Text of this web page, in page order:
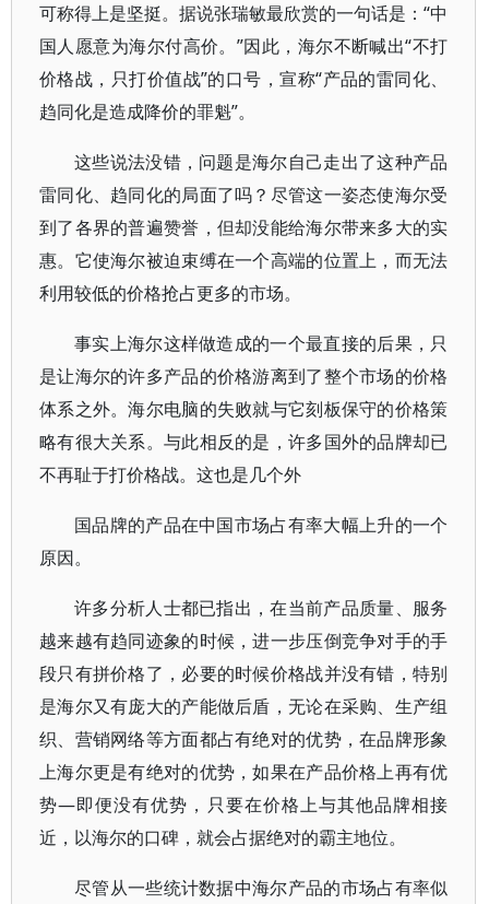
可称得上是坚挺。据说张瑞敏最欣赏的一句话是：“中
国人愿意为海尔付高价。”因此，海尔不断喊出“不打
价格战，只打价值战”的口号，宣称“产品的雷同化、
趋同化是造成降价的罪魁”。
这些说法没错，问题是海尔自己走出了这种产品
雷同化、趋同化的局面了吗？尽管这一姿态使海尔受
到了各界的普遍赞誉，但却没能给海尔带来多大的实
惠。它使海尔被迫束缚在一个高端的位置上，而无法
利用较低的价格抢占更多的市场。
事实上海尔这样做造成的一个最直接的后果，只
是让海尔的许多产品的价格游离到了整个市场的价格
体系之外。海尔电脑的失败就与它刻板保守的价格策
略有很大关系。与此相反的是，许多国外的品牌却已
不再耻于打价格战。这也是几个外
国品牌的产品在中国市场占有率大幅上升的一个
原因。
许多分析人士都已指出，在当前产品质量、服务
越来越有趋同迹象的时候，进一步压倒竞争对手的手
段只有拼价格了，必要的时候价格战并没有错，特别
是海尔又有庞大的产能做后盾，无论在采购、生产组
织、营销网络等方面都占有绝对的优势，在品牌形象
上海尔更是有绝对的优势，如果在产品价格上再有优
势—即便没有优势，只要在价格上与其他品牌相接
近，以海尔的口碑，就会占据绝对的霸主地位。
尽管从一些统计数据中海尔产品的市场占有率似